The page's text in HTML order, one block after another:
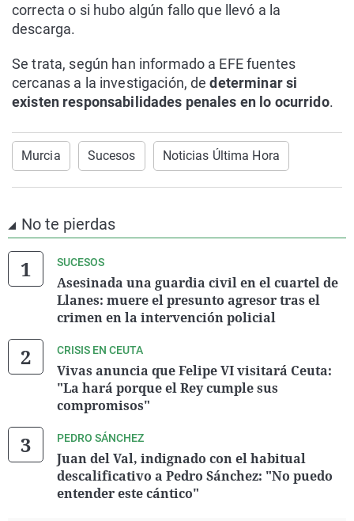
correcta o si hubo algún fallo que llevó a la
descarga.
Se trata, según han informado a EFE fuentes
cercanas a la investigación, dedeterminar si
existen responsabilidades penales en lo ocurrido.
Murcia Sucesos Noticias Última Hora
No te pierdas
SUCESOS
Asesinada una guardia civil en el cuartel de
Llanes: muere el presunto agresor tras el
crimen en la intervención policial
CRISIS EN CEUTA
Vivas anuncia que Felipe VI visitará Ceuta:
"La hará porque el Rey cumple sus
compromisos"
PEDRO SÁNCHEZ
Juan del Val, indignado con el habitual
descalificativo a Pedro Sánchez: "No puedo
entender este cántico"